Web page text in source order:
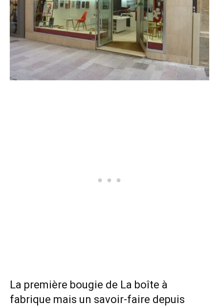
La première bougie de La boîte à
fabrique mais un savoir-faire depuis